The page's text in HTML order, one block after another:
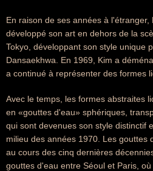
En raison de ses années à l'étranger,
développé son art en dehors de la
Tokyo, développant son style unique
Dansaekhwa. En 1969, Kim a
a continué à représenter des formes
Avec le temps, les formes abstraites
en «gouttes d'eau» sphériques,
qui sont devenues son style distinctif
milieu des années 1970. Les gouttes
au cours des cinq dernières
gouttes d'eau entre Séoul et Paris, où